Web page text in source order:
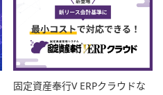
固定資産奉行V ERPクラウドな